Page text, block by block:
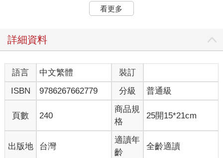
需要特別注意餐點的品質。你們必須記住，因為這時，盧庫魯斯
是在與盧庫魯斯共進晚餐。」
上，他們反而會試圖忘記這個相當可怕的事實。如果他們在家，
那裡，他們與其他孤獨的人擠在一起，像一群飢餓、醜陋的暴
民，在囫圇吞棗的過程中也一併吞下消化藥片。
這真是太可惜了。偶爾與自己共進一餐，對任何人都是好事。這
給了他時間環顧四周；在安靜中品嘗眼前的每一口食物；有機會
用新的方法煎牛排，或再次嘗試他妻子討厭的菜餚。
然而，他也不必太把這件事當回事。《原創者》（The Original）
一書的作者老湯瑪斯．沃克（Old Thomas Walker）對美食細節的
關注有時近乎自大，而他在這個問題上是這樣說的：
看更多
詳細資料
語言 中文繁體
裝訂
ISBN
9786267662779 分級 普通級
頁數 240
商品規
格
25開15*21cm
出版地 台灣
適讀年
齡
全齡適讀